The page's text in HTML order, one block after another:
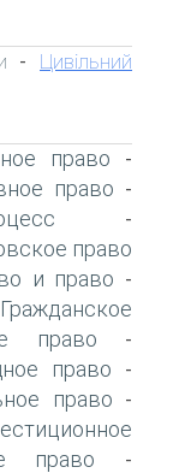
- Цивільний
право -
право -
-
право
и право -
Гражданское
право -
право -
право -
право -